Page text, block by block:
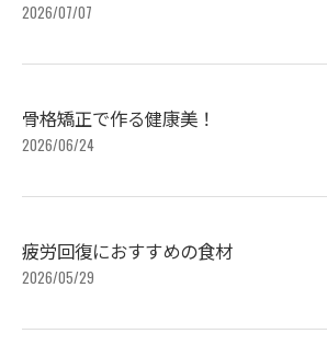
2026/07/07
骨格矯正で作る健康美！
2026/06/24
疲労回復におすすめの食材
2026/05/29